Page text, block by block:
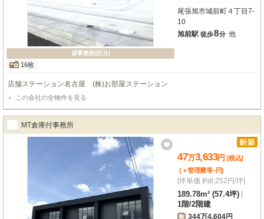
貸事務所(区分)
16枚
尾張旭市城前町４丁目7-
10
旭前駅 徒歩8分 他
店舗ステーション名古屋 (株)お部屋ステーション
この会社の全物件を見る
MT倉庫付事務所
47万3,633円 [税込]
(＋管理費等-円)
[坪単価 約8,252円/坪]
189.78m² (57.4坪)
1階/2階建
敷 344万4,604円